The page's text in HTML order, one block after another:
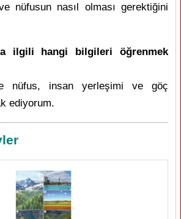
nüfusun nasıl olması gerektiğini
ilgili hangi bilgileri öğrenmek
nüfus, insan yerleşimi ve göç
ediyorum.